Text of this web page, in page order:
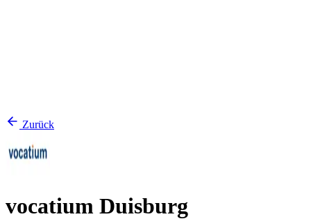
Zurück
vocatium Duisburg